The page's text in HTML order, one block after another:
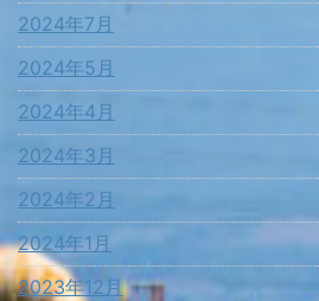
2024年7月
2024年5月
2024年4月
2024年3月
2024年2月
2024年1月
2023年12月